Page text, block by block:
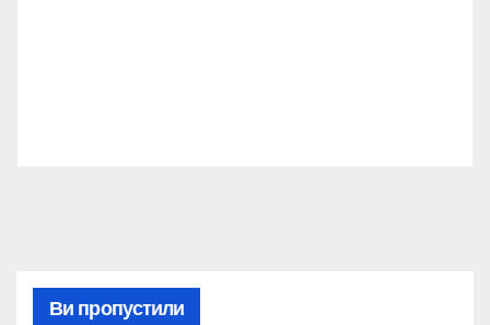
Ви пропустили